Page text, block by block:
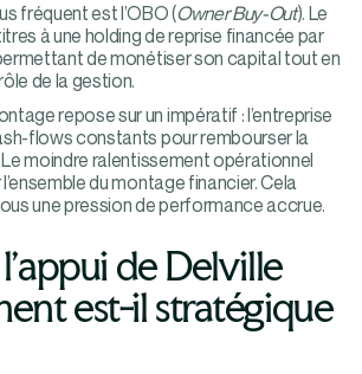
fréquent est l’OBO (Owner Buy-Out). Le
à une holding de reprise financée par
de monétiser son capital tout en
de la gestion.
repose sur un impératif : l’entreprise
flows constants pour rembourser la
moindre ralentissement opérationnel
du montage financier. Cela
une pression de performance accrue.
de Delville
est-il stratégique